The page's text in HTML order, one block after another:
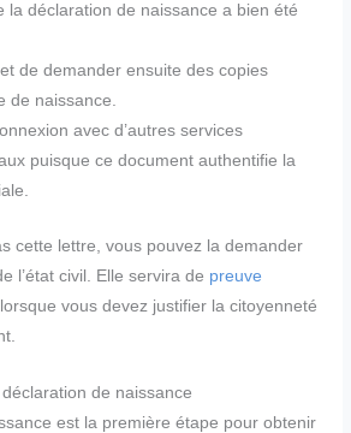
la déclaration de naissance a bien été
de demander ensuite des copies
de naissance.
avec d’autres services
puisque ce document authentifie la
cette lettre, vous pouvez la demander
l’état civil. Elle servira de preuve
lorsque vous devez justifier la citoyenneté
de naissance
est la première étape pour obtenir